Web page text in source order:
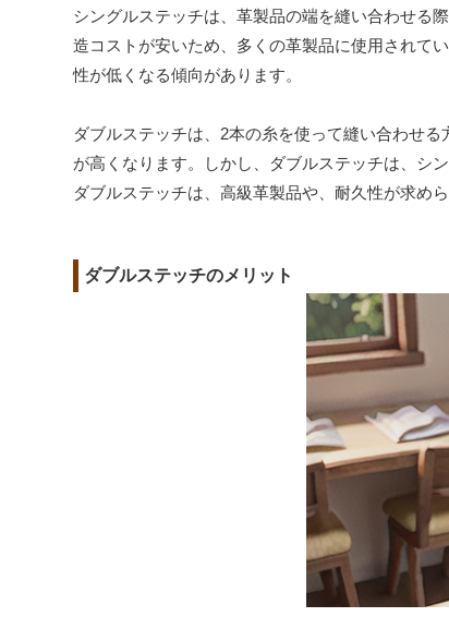
シングルステッチは、革製品の端を縫い合わせる
造コストが安いため、多くの革製品に使用されて
性が低くなる傾向があります。
ダブルステッチは、2本の糸を使って縫い合わせ
が高くなります。しかし、ダブルステッチは、シ
ダブルステッチは、高級革製品や、耐久性が求め
ダブルステッチのメリット